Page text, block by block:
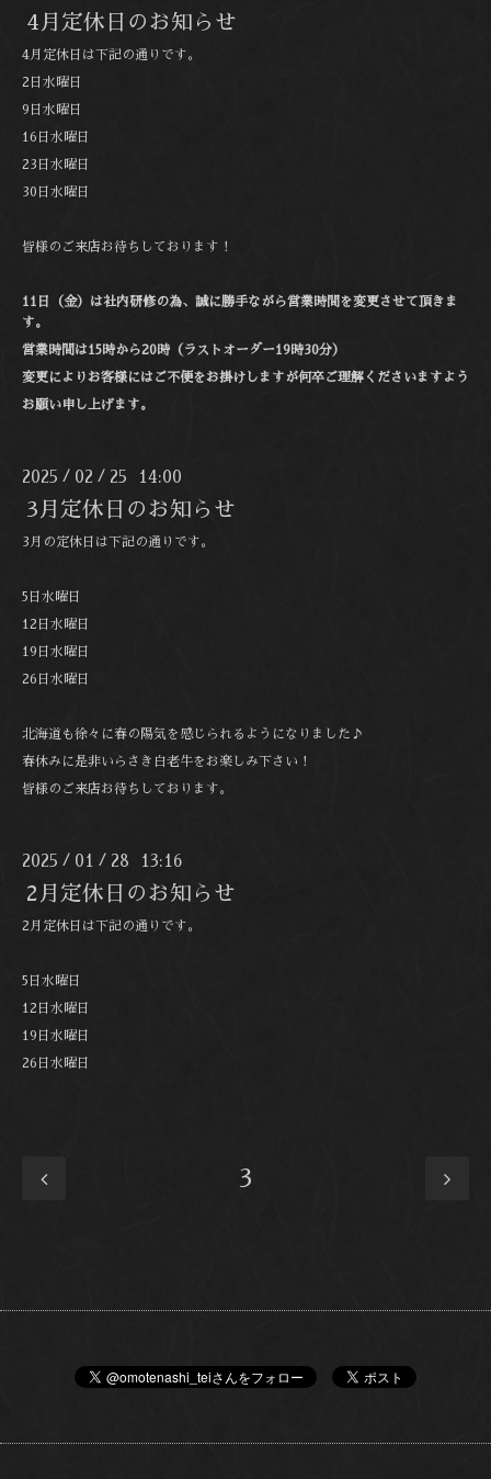
4月定休日のお知らせ
4月定休日は下記の通りです。
2日水曜日
9日水曜日
16日水曜日
23日水曜日
30日水曜日
皆様のご来店お待ちしております！
11日（金）は社内研修の為、誠に勝手ながら営業時間を変更させて頂きま
す。
営業時間は15時から20時（ラストオーダー19時30分）
変更によりお客様にはご不便をお掛けしますが何卒ご理解くださいますよう
お願い申し上げます。
2025 / 02 / 25 14:00
3月定休日のお知らせ
3月の定休日は下記の通りです。
5日水曜日
12日水曜日
19日水曜日
26日水曜日
北海道も徐々に春の陽気を感じられるようになりました♪
春休みに是非いらさき白老牛をお楽しみ下さい！
皆様のご来店お待ちしております。
2025 / 01 / 28 13:16
2月定休日のお知らせ
2月定休日は下記の通りです。
5日水曜日
12日水曜日
19日水曜日
26日水曜日
3